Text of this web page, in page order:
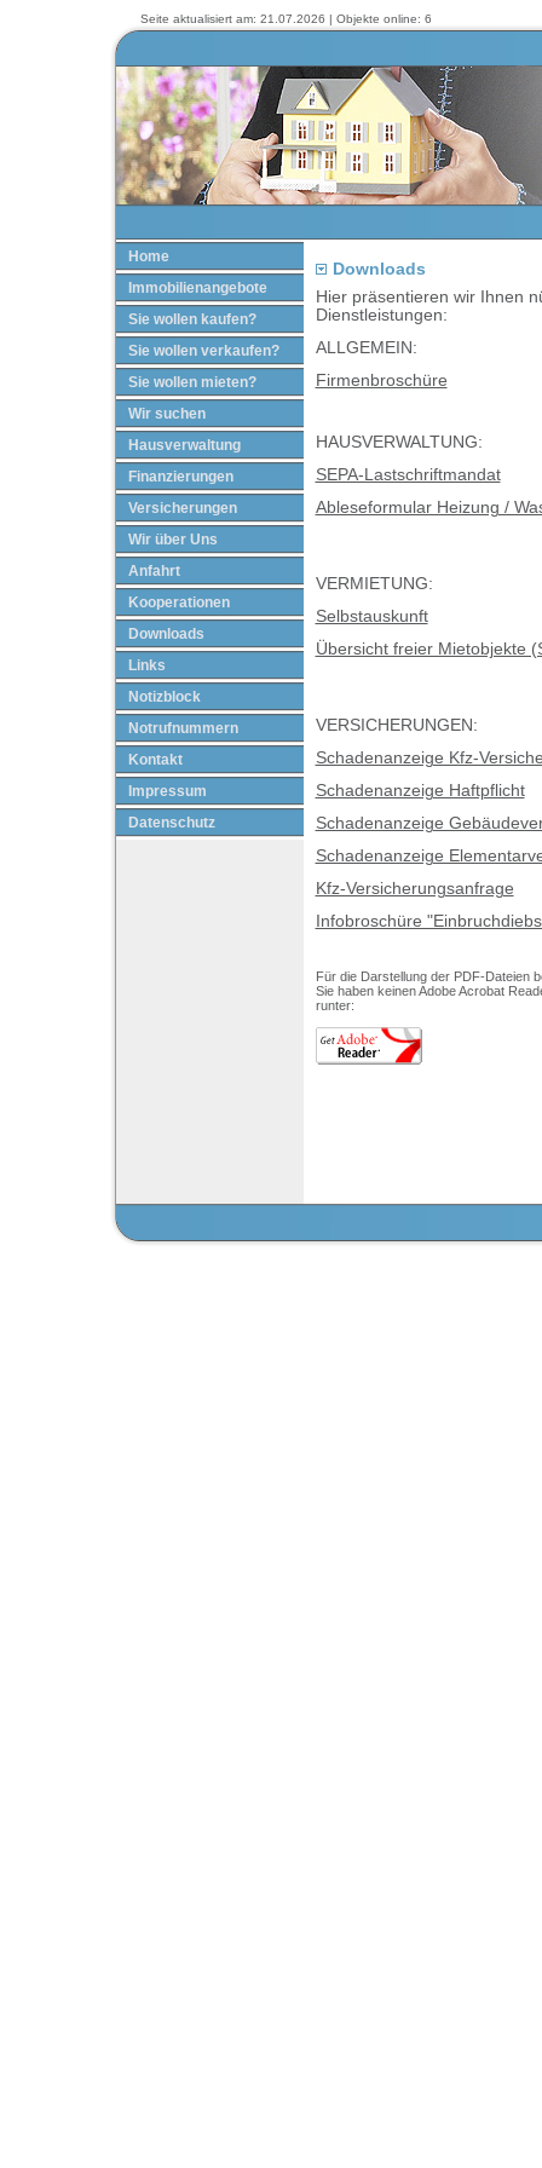
Seite aktualisiert am: 21.07.2026 | Objekte online: 6
Home
Immobilienangebote
Sie wollen kaufen?
Sie wollen verkaufen?
Sie wollen mieten?
Wir suchen
Hausverwaltung
Finanzierungen
Versicherungen
Wir über Uns
Anfahrt
Kooperationen
Downloads
Links
Notizblock
Notrufnummern
Kontakt
Impressum
Datenschutz
Downloads
Hier präsentieren wir Ihnen
Dienstleistungen:
ALLGEMEIN:
Firmenbroschüre
HAUSVERWALTUNG:
SEPA-Lastschriftmandat
Ableseformular Heizung /
VERMIETUNG:
Selbstauskunft
Übersicht freier Mietobjekte
VERSICHERUNGEN:
Schadenanzeige Kfz-
Schadenanzeige Haftpflicht
Schadenanzeige
Schadenanzeige
Kfz-Versicherungsanfrage
Infobroschüre
Für die Darstellung der PDF-Dateien
Sie haben keinen Adobe Acrobat
runter: